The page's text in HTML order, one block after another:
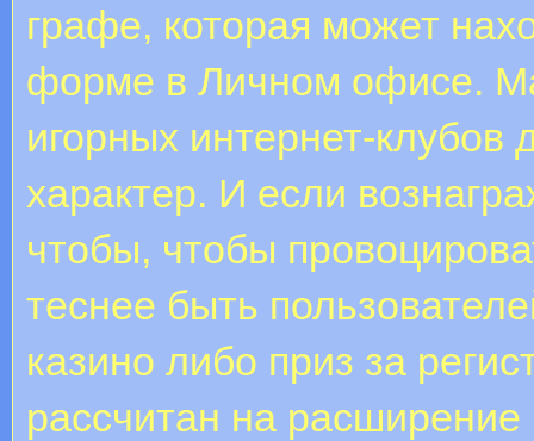
графе, которая может
форме в Личном офисе.
игорных интернет-
характер. И если
чтобы, чтобы
теснее быть
казино либо приз за
рассчитан на